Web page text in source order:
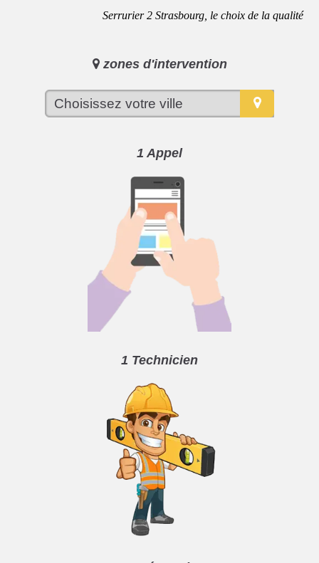
Serrurier 2 Strasbourg, le choix de la qualité
zones d'intervention
1 Appel
1 Technicien